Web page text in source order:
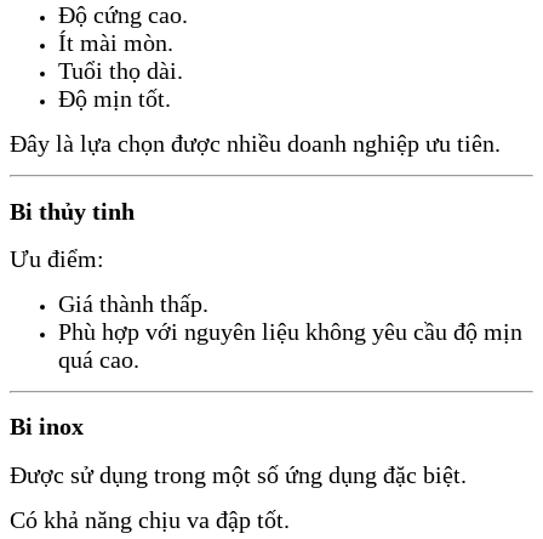
Độ cứng cao.
Ít mài mòn.
Tuổi thọ dài.
Độ mịn tốt.
Đây là lựa chọn được nhiều doanh nghiệp ưu tiên.
Bi thủy tinh
Ưu điểm:
Giá thành thấp.
Phù hợp với nguyên liệu không yêu cầu độ mịn
quá cao.
Bi inox
Được sử dụng trong một số ứng dụng đặc biệt.
Có khả năng chịu va đập tốt.